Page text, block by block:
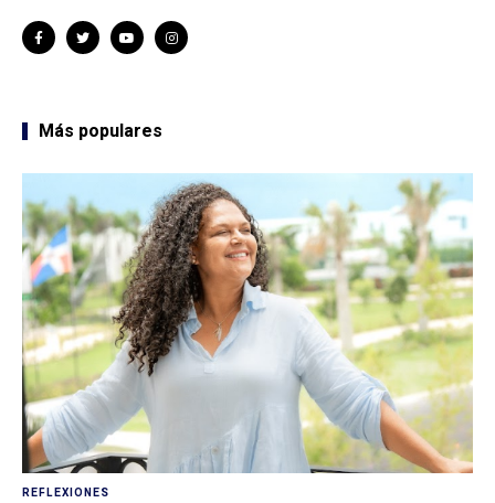
Más populares
REFLEXIONES